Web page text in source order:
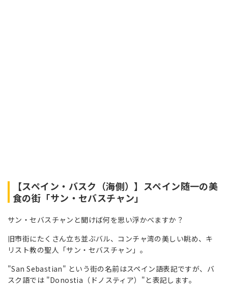
【スペイン・バスク（海側）】スペイン随一の美
食の街「サン・セバスチャン」
サン・セバスチャンと聞けば何を思い浮かべますか？
旧市街にたくさん立ち並ぶバル、コンチャ湾の美しい眺め、キ
リスト教の聖人「サン・セバスチャン」。
"San Sebastian" という街の名前はスペイン語表記ですが、バ
スク語では "Donostia（ドノスティア）"と表記します。